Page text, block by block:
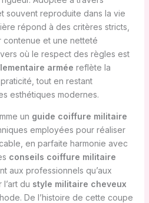
souvent reproduite dans la vie
répond à des critères stricts,
contenue et une netteté
où le respect des règles est
armée reflète la
tout en restant
esthétiques modernes.
un guide coiffure militaire
employées pour réaliser
en parfaite harmonie avec
conseils coiffure militaire
aux professionnels qu’aux
du style militaire cheveux
De l’histoire de cette coupe